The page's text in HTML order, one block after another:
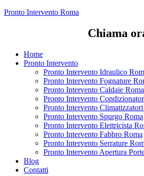
Pronto Intervento Roma
Chiama
Home
Pronto Intervento
Pronto Intervento Idraulico
Pronto Intervento Fognature
Pronto Intervento Caldaie Roma
Pronto Intervento
Pronto Intervento
Pronto Intervento Spurgo Roma
Pronto Intervento Elettricista
Pronto Intervento Fabbro Roma
Pronto Intervento Serrature
Pronto Intervento Apertura
Blog
Contatti